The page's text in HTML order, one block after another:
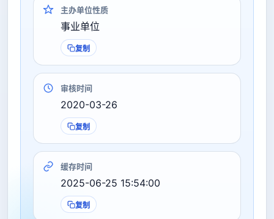
主办单位性质
事业单位
复制
审核时间
2020-03-26
复制
缓存时间
2025-06-25 15:54:00
复制